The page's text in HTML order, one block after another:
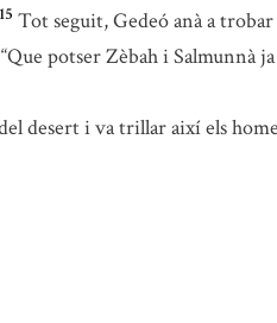
15 Tot seguit, Gedeó anà a
potser Zèbah i Salmunnà
desert i va trillar així els